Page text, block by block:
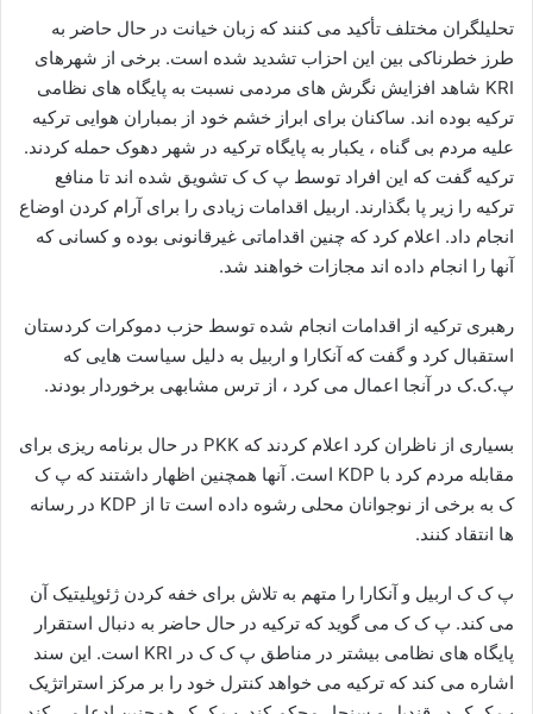
تحلیلگران مختلف تأکید می کنند که زبان خیانت در حال حاضر به
طرز خطرناکی بین این احزاب تشدید شده است. برخی از شهرهای
KRI شاهد افزایش نگرش های مردمی نسبت به پایگاه های نظامی
ترکیه بوده اند. ساکنان برای ابراز خشم خود از بمباران هوایی ترکیه
علیه مردم بی گناه ، یکبار به پایگاه ترکیه در شهر دهوک حمله کردند.
ترکیه گفت که این افراد توسط پ ک ک تشویق شده اند تا منافع
ترکیه را زیر پا بگذارند. اربیل اقدامات زیادی را برای آرام کردن اوضاع
انجام داد. اعلام کرد که چنین اقداماتی غیرقانونی بوده و کسانی که
آنها را انجام داده اند مجازات خواهند شد.
رهبری ترکیه از اقدامات انجام شده توسط حزب دموکرات کردستان
استقبال کرد و گفت که آنکارا و اربیل به دلیل سیاست هایی که
پ.ک.ک در آنجا اعمال می کرد ، از ترس مشابهی برخوردار بودند.
بسیاری از ناظران کرد اعلام کردند که PKK در حال برنامه ریزی برای
مقابله مردم کرد با KDP است. آنها همچنین اظهار داشتند که پ ک
ک به برخی از نوجوانان محلی رشوه داده است تا از KDP در رسانه
ها انتقاد کنند.
پ ک ک اربیل و آنکارا را متهم به تلاش برای خفه کردن ژئوپلیتیک آن
می کند. پ ک ک می گوید که ترکیه در حال حاضر به دنبال استقرار
پایگاه های نظامی بیشتر در مناطق پ ک ک در KRI است. این سند
اشاره می کند که ترکیه می خواهد کنترل خود را بر مرکز استراتژیک